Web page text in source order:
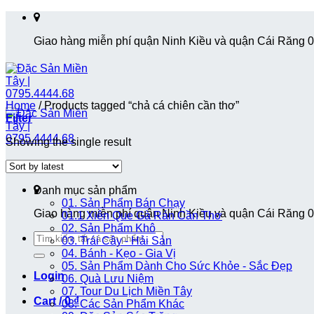
Skip
contentGiao hàng miễn phí quận Ninh Kiều và quận Cái Răng
Giao hàng miễn phí quận Ninh Kiều và quận Cái Răng
Search
for:
Login
Cart /0₫
Home /Products tagged “chả cá chiên cần thơ”
Filter
Showing the single result
Danh mục sản phẩm
01. Sản Phẩm Bán Chạy
01.1 Xiên Que Gà Rán Cần Thơ
02. Sản Phẩm Khô
03. Trái Cây - Hải Sản
04. Bánh - Kẹo - Gia Vị
05. Sản Phẩm Dành Cho Sức Khỏe - Sắc Đẹp
06. Quà Lưu Niệm
07. Tour Du Lịch Miền Tây
08. Các Sản Phẩm Khác